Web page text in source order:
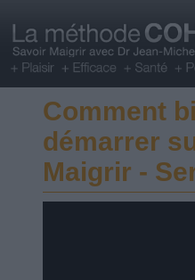
Comment
démarrer
Maigrir -